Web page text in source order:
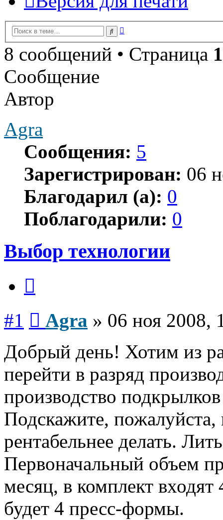
Поиск
8 сообщений • Страница 1
Сообщение
Автор
Agra
Сообщения: 5
Зарегистрирован: 06
Благодарил (а): 0
Поблагодарили: 0
Выбор технологии
#1 Agra » 06 ноя 2008,
Добрый день! Хотим из
перейти в разряд
производство
Подскажите,
рентабельнее делать.
Первоначальный объем
месяц, в комплект входят
будет 4 пресс-формы.